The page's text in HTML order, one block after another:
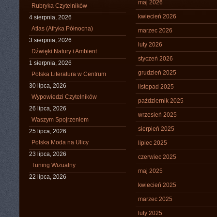
Rubryka Czytelników
4 sierpnia, 2026
Atlas (Afryka Północna)
3 sierpnia, 2026
Dźwięki Natury i Ambient
1 sierpnia, 2026
Polska Literatura w Centrum
30 lipca, 2026
Wypowiedzi Czytelników
26 lipca, 2026
Waszym Spojrzeniem
25 lipca, 2026
Polska Moda na Ulicy
23 lipca, 2026
Tuning Wizualny
22 lipca, 2026
maj 2026
kwiecień 2026
marzec 2026
luty 2026
styczeń 2026
grudzień 2025
listopad 2025
październik 2025
wrzesień 2025
sierpień 2025
lipiec 2025
czerwiec 2025
maj 2025
kwiecień 2025
marzec 2025
luty 2025